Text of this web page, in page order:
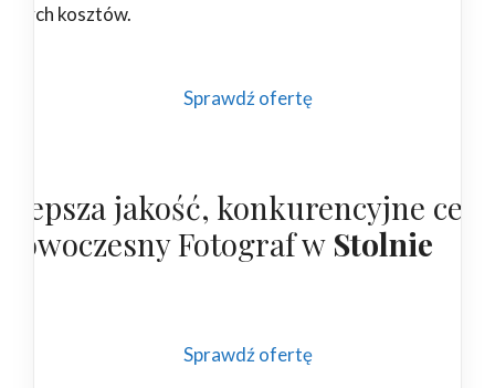
kosztów.
Sprawdź ofertę
jakość, konkurencyjne ceny
Fotograf w Stolnie
Sprawdź ofertę